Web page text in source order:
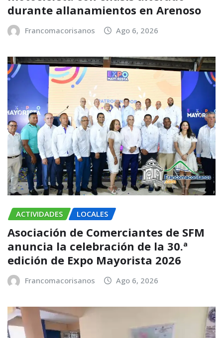
durante allanamientos en Arenoso
Francomacorisanos Ago 6, 2026
ACTIVIDADES LOCALES
Asociación de Comerciantes de SFM
anuncia la celebración de la 30.ª
edición de Expo Mayorista 2026
Francomacorisanos Ago 6, 2026